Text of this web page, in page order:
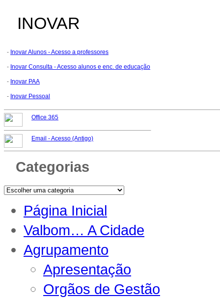
INOVAR
- Inovar Alunos - Acesso a professores
- Inovar Consulta - Acesso alunos e enc. de educação
- Inovar PAA
- Inovar Pessoal
Office 365
Email -Acesso (Antigo)
Categorias
Página Inicial
Valbom… A Cidade
Agrupamento
Apresentação
Orgãos de Gestão